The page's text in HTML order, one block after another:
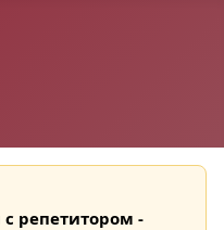
репетитором -